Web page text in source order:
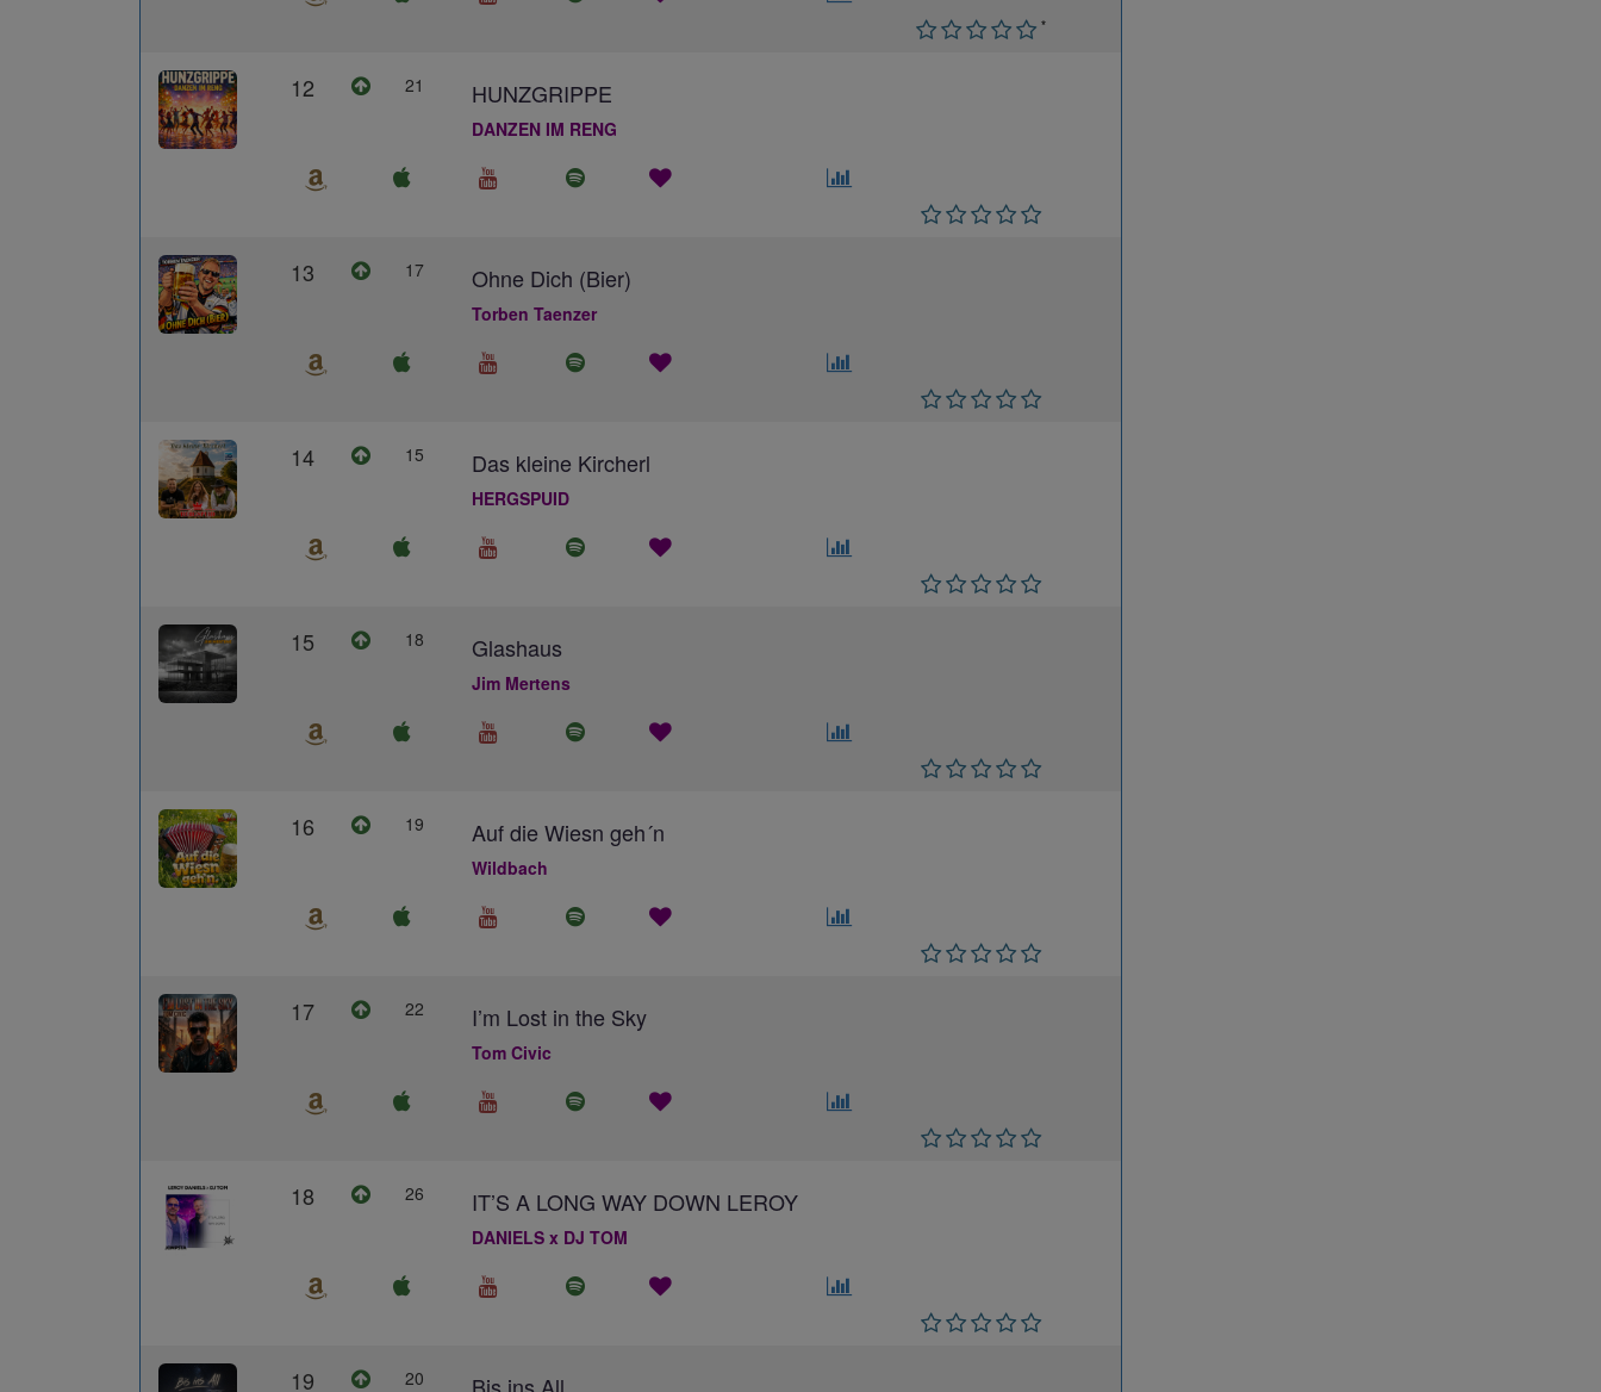
*
12 21 HUNZGRIPPE
DANZEN IM RENG
13 17 Ohne Dich (Bier)
Torben Taenzer
14 15 Das kleine Kircherl
HERGSPUID
15 18 Glashaus
Jim Mertens
16 19 Auf die Wiesn geh´n
Wildbach
17 22 I’m Lost in the Sky
Tom Civic
18 26 IT’S A LONG WAY DOWN LEROY
DANIELS x DJ TOM
19 20 Bis ins All